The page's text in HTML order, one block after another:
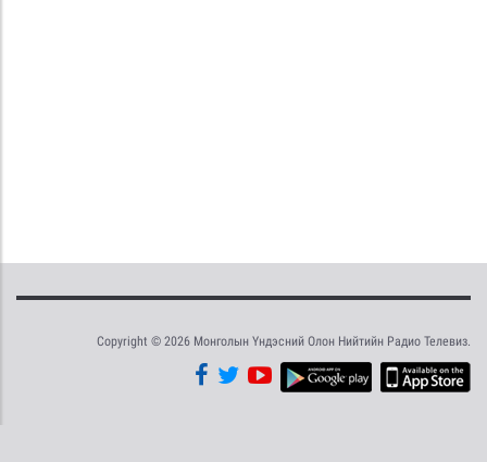
Copyright © 2026 Монголын Үндэсний Олон Нийтийн Радио Телевиз.